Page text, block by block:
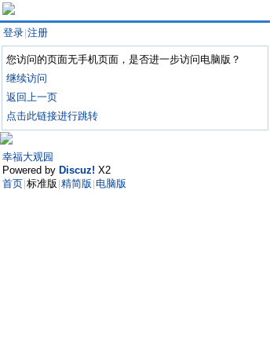
登录 注册
您访问的页面无手机页面，是否进一步访问电脑版？
继续访问
返回上一页
点击此链接进行跳转
幸福大观园
Powered by Discuz! X2
首页 标准版 精简版 电脑版